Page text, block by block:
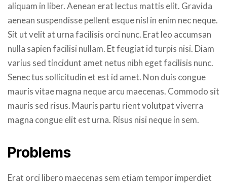
aliquam in liber. Aenean erat lectus mattis elit. Gravida
aenean suspendisse pellent esque nisl in enim nec neque.
Sit ut velit at urna facilisis orci nunc. Erat leo accumsan
nulla sapien facilisi nullam. Et feugiat id turpis nisi. Diam
varius sed tincidunt amet netus nibh eget facilisis nunc.
Senec tus sollicitudin et est id amet. Non duis congue
mauris vitae magna neque arcu maecenas. Commodo sit
mauris sed risus. Mauris partu rient volutpat viverra
magna congue elit est urna. Risus nisi neque in sem.
Problems
Erat orci libero maecenas sem etiam tempor imperdiet